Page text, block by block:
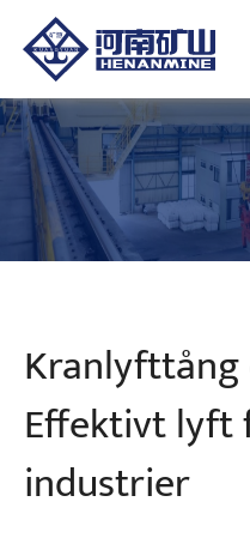
Effektivt lyft
industrier